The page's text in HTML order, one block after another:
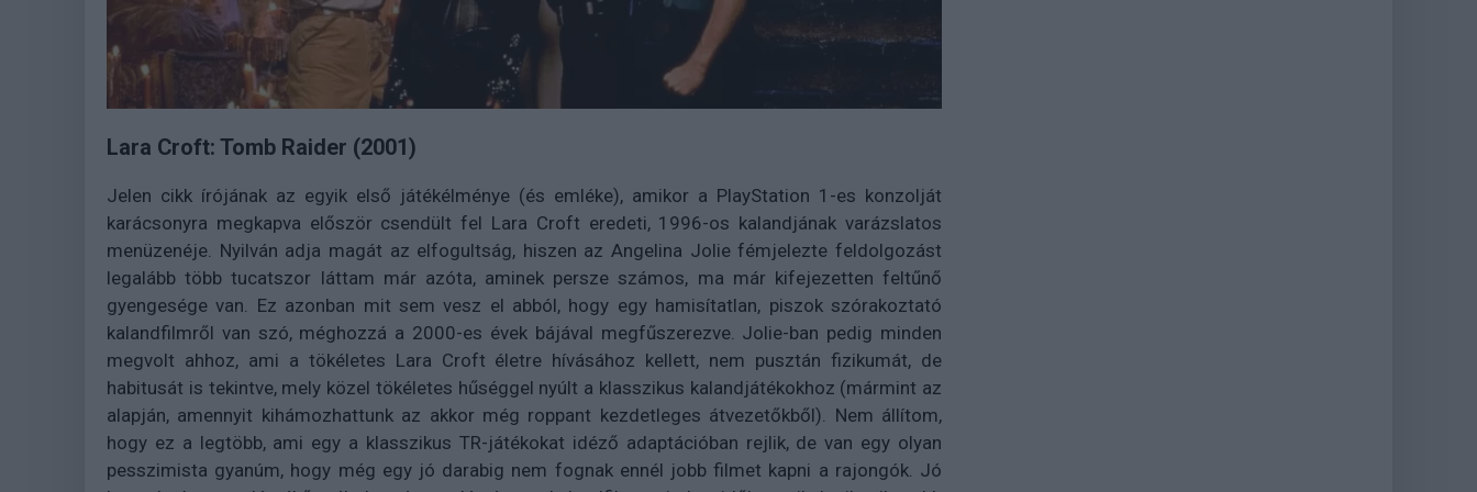
Lara Croft: Tomb Raider (2001)
Jelen cikk írójának az egyik első játékélménye (és emléke), amikor a PlayStation 1-es konzolját
karácsonyra megkapva először csendült fel Lara Croft eredeti, 1996-os kalandjának varázslatos
menüzenéje. Nyilván adja magát az elfogultság, hiszen az Angelina Jolie fémjelezte feldolgozást
legalább több tucatszor láttam már azóta, aminek persze számos, ma már kifejezetten feltűnő
gyengesége van. Ez azonban mit sem vesz el abból, hogy egy hamisítatlan, piszok szórakoztató
kalandfilmről van szó, méghozzá a 2000-es évek bájával megfűszerezve. Jolie-ban pedig minden
megvolt ahhoz, ami a tökéletes Lara Croft életre hívásához kellett, nem pusztán fizikumát, de
habitusát is tekintve, mely közel tökéletes hűséggel nyúlt a klasszikus kalandjátékokhoz (mármint az
alapján, amennyit kihámozhattunk az akkor még roppant kezdetleges átvezetőkből). Nem állítom,
hogy ez a legtöbb, ami egy a klasszikus TR-játékokat idéző adaptációban rejlik, de van egy olyan
pesszimista gyanúm, hogy még egy jó darabig nem fognak ennél jobb filmet kapni a rajongók. Jó